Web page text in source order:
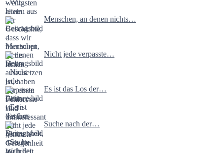
Menschen, an denen nichts…
Nicht jede verpasste…
Es ist das Los der…
Suche nach der…